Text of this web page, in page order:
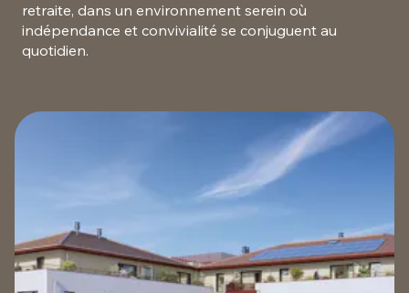
retraite, dans un environnement serein où
indépendance et convivialité se conjuguent au
quotidien.